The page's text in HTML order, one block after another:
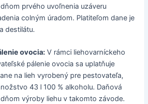
prvého uvoľnenia uzáveru
colným úradom. Platiteľom dane je
destilátu.
ovocia: V rámci liehovarníckeho
pálenie ovocia sa uplatňuje
na lieh vyrobený pre pestovateľa,
43 l 100 % alkoholu. Daňová
výroby liehu v takomto závode.